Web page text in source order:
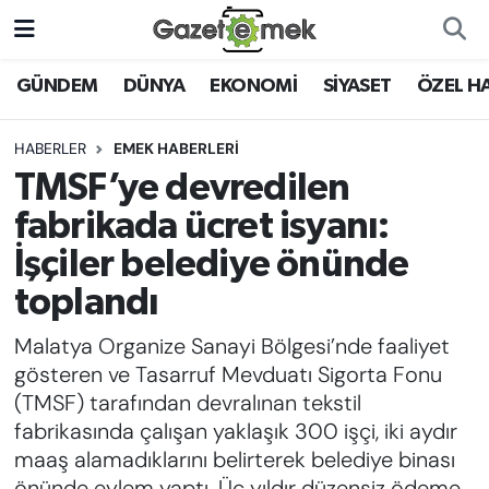
GÜNDEM DÜNYA EKONOMİ SİYASET ÖZEL
HABERLER EMEK HABERLERİ
TMSF’ye devredilen
fabrikada ücret isyanı:
İşçiler belediye önünde
toplandı
Malatya Organize Sanayi Bölgesi’nde faaliyet
gösteren ve Tasarruf Mevduatı Sigorta Fonu
(TMSF) tarafından devralınan tekstil
fabrikasında çalışan yaklaşık 300 işçi, iki aydır
maaş alamadıklarını belirterek belediye binası
DÜNYA
EKONOMİ
EMEK HABERLERİ
YENİ MEDYADA EMEK
GAZETECİLİĞİNİ GELİŞTİRMEK
FAYDALI BİLGİLER
GÜNDEM
EĞİTİM
Nöbetçi Eczaneler
Hava Durumu
İstanbul Namaz Vakitleri
Trafik Durumu
Süper Lig Puan Durumu ve Fikstür
Tüm Manşetler
Son Dakika Haberleri
Haber Arşivi